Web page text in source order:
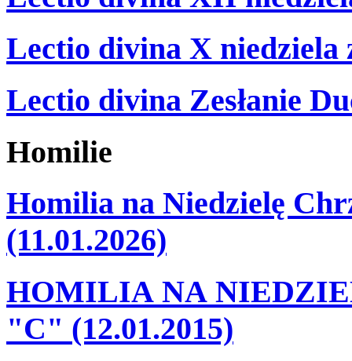
Lectio divina X niedziela
Lectio divina Zesłanie
Homilie
Homilia na Niedzielę
(11.01.2026)
HOMILIA NA
"C" (12.01.2015)